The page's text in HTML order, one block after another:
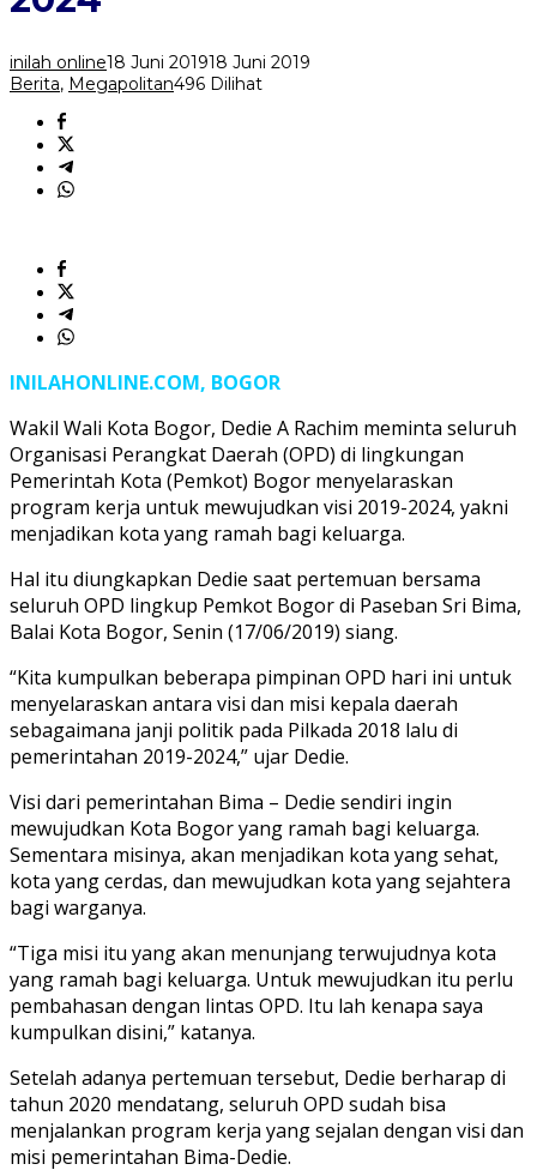
2024
inilah online18 Juni 201918 Juni 2019
Berita, Megapolitan496 Dilihat
INILAHONLINE.COM, BOGOR
Wakil Wali Kota Bogor, Dedie A Rachim meminta seluruh
Organisasi Perangkat Daerah (OPD) di lingkungan
Pemerintah Kota (Pemkot) Bogor menyelaraskan
program kerja untuk mewujudkan visi 2019-2024, yakni
menjadikan kota yang ramah bagi keluarga.
Hal itu diungkapkan Dedie saat pertemuan bersama
seluruh OPD lingkup Pemkot Bogor di Paseban Sri Bima,
Balai Kota Bogor, Senin (17/06/2019) siang.
“Kita kumpulkan beberapa pimpinan OPD hari ini untuk
menyelaraskan antara visi dan misi kepala daerah
sebagaimana janji politik pada Pilkada 2018 lalu di
pemerintahan 2019-2024,” ujar Dedie.
Visi dari pemerintahan Bima – Dedie sendiri ingin
mewujudkan Kota Bogor yang ramah bagi keluarga.
Sementara misinya, akan menjadikan kota yang sehat,
kota yang cerdas, dan mewujudkan kota yang sejahtera
bagi warganya.
“Tiga misi itu yang akan menunjang terwujudnya kota
yang ramah bagi keluarga. Untuk mewujudkan itu perlu
pembahasan dengan lintas OPD. Itu lah kenapa saya
kumpulkan disini,” katanya.
Setelah adanya pertemuan tersebut, Dedie berharap di
tahun 2020 mendatang, seluruh OPD sudah bisa
menjalankan program kerja yang sejalan dengan visi dan
misi pemerintahan Bima-Dedie.